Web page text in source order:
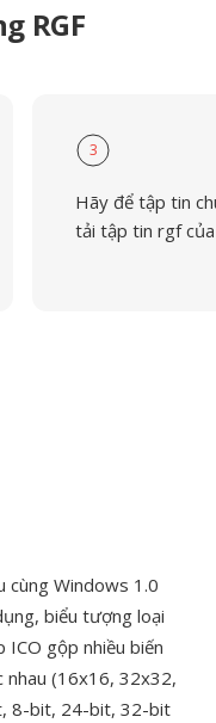
RGF
3
Hãy để tập tin
tải tập tin rgf
cùng Windows 1.0
biểu tượng loại
gộp nhiều biến
(16x16, 32x32,
8-bit, 24-bit, 32-bit